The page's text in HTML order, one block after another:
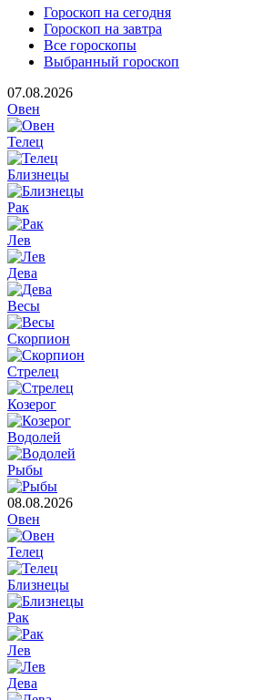
Гороскоп на сегодня
Гороскоп на завтра
Все гороскопы
Выбранный гороскоп
07.08.2026
Овен
Телец
Близнецы
Рак
Лев
Дева
Весы
Скорпион
Стрелец
Козерог
Водолей
Рыбы
08.08.2026
Овен
Телец
Близнецы
Рак
Лев
Дева